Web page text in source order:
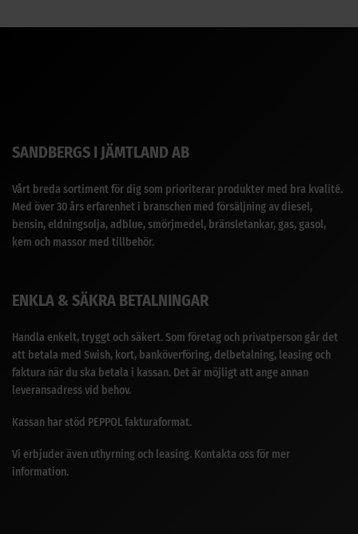
SANDBERGS I JÄMTLAND AB
Vårt breda sortiment för dig som prioriterar produkter med bra kvalité.
Med över 30 års erfarenhet i branschen med försäljning av diesel,
bensin, eldningsolja, adblue, smörjmedel, bränsletankar, gas, gasol,
kem och massor med tillbehör.
ENKLA & SÄKRA BETALNINGAR
Handla enkelt, tryggt och säkert. Som företag och privatperson går det
att betala med Swish, kort, banköverföring, delbetalning, leasing och
faktura när du ska betala i kassan. Det är möjligt att ange annan
leveransadress vid behov.
Kassan har stöd PEPPOL fakturaformat.
Vi erbjuder även uthyrning och leasing. Kontakta oss för mer
information.